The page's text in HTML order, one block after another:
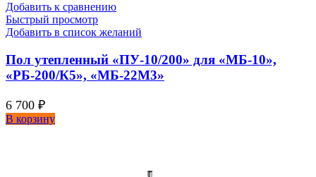
Добавить к сравнению
Быстрый просмотр
Добавить в список желаний
Пол утепленный «ПУ-10/200» для «МБ-10»,
«РБ-200/К5», «МБ-22М3»
6 700 ₽
В корзину